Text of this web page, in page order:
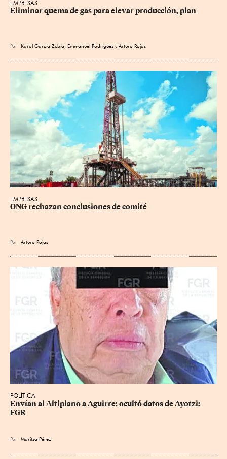
EMPRESAS
Eliminar quema de gas para elevar producción, plan
Por Karol García Zubía Emmanuel Rodríguez yArturo Rojas
EMPRESAS
ONG rechazan conclusiones de comité
Por Arturo Rojas
POLÍTICA
Envían al Altiplano a Aguirre; ocultó datos de Ayotzi:
FGR
Por Maritza Pérez